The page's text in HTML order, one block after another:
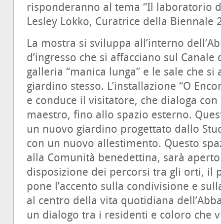
risponderanno al tema “Il laboratorio
Lesley Lokko, Curatrice della Biennale
La mostra si sviluppa all’interno
d’ingresso che si affacciano sul
galleria “manica lunga” e le sale che
giardino stesso. L’installazione “O
e conduce il visitatore, che dialoga
maestro, fino allo spazio esterno.
un nuovo giardino progettato dallo
con un nuovo allestimento. Questo
alla Comunità benedettina, sarà
disposizione dei percorsi tra gli orti, il
pone l’accento sulla condivisione e
al centro della vita quotidiana
un dialogo tra i residenti e coloro che